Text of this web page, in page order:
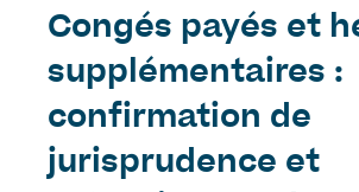
Congés payés et
supplémentaires :
confirmation de
jurisprudence et